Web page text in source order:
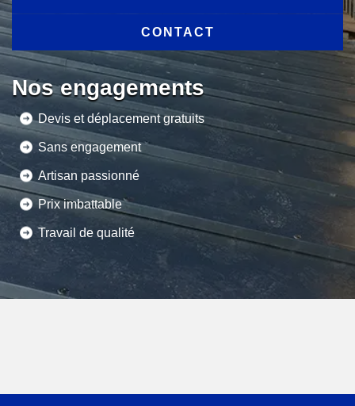
CONTACT
Nos engagements
Devis et déplacement gratuits
Sans engagement
Artisan passionné
Prix imbattable
Travail de qualité